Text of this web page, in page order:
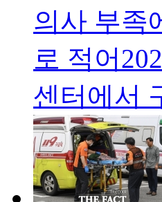
의사 부족
로 적어
센터에서